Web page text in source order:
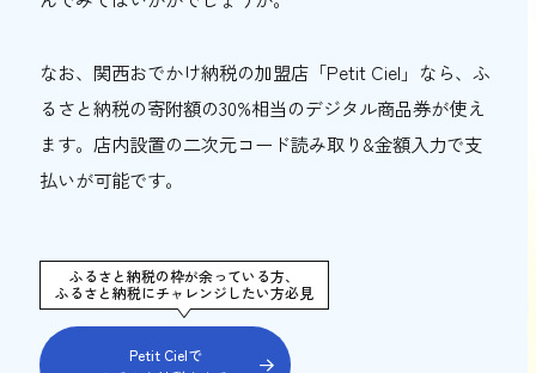
なお、関西おでかけ納税の加盟店「Petit Ciel」なら、ふ
るさと納税の寄附額の30%相当のデジタル商品券が使え
ます。店内設置の二次元コード読み取り&金額入力で支
払いが可能です。
ふるさと納税の枠が余っている方、
ふるさと納税にチャレンジしたい方必見
Petit Cielで